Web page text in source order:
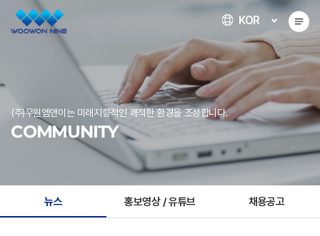
KOR
(주)우원엠앤이는 미래지향적인 쾌적한 환경을 조성합니다.
COMMUNITY
뉴스 홍보영상 / 유튜브 채용공고